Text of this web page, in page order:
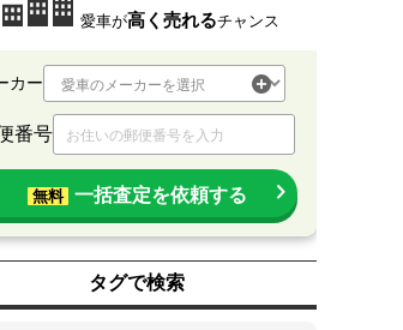
愛車が高く売れるチャンス
カー
番号
無料 一括査定を依頼する
タグで検索